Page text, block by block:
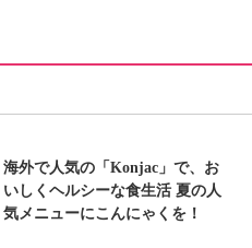
海外で人気の「Konjac」で、お
いしくヘルシーな食生活 夏の人
気メニューにこんにゃくを！